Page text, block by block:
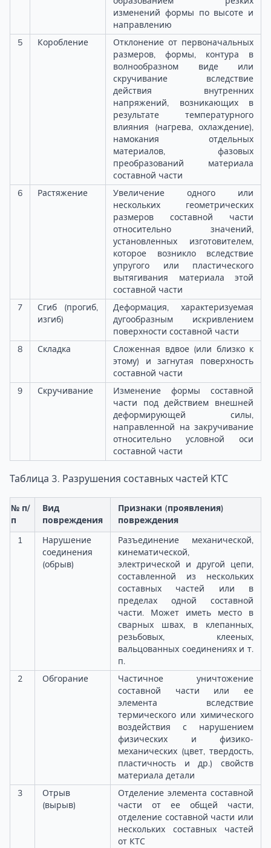
изменений формы по высоте и
направлению
5
Коробление
Отклонение от первоначальных
размеров, формы, контура в
волнообразном виде или
скручивание вследствие
действия внутренних
напряжений, возникающих в
результате температурного
влияния (нагрева, охлаждение),
намокания отдельных
материалов, фазовых
преобразований материала
составной части
6
Растяжение
Увеличение одного или
нескольких геометрических
размеров составной части
относительно значений,
установленных изготовителем,
которое возникло вследствие
упругого или пластического
вытягивания материала этой
составной части
7
Сгиб (прогиб,
изгиб)
Деформация, характеризуемая
дугообразным искривлением
поверхности составной части
8
Складка
Сложенная вдвое (или близко к
этому) и загнутая поверхность
составной части
9
Скручивание
Изменение формы составной
части под действием внешней
деформирующей силы,
направленной на закручивание
относительно условной оси
составной части
Таблица 3. Разрушения составных частей КТС
№ п/
п
Вид
повреждения
Признаки (проявления)
повреждения
1
Нарушение
соединения
(обрыв)
Разъединение механической,
кинематической,
электрической и другой цепи,
составленной из нескольких
составных частей или в
пределах одной составной
части. Может иметь место в
сварных швах, в клепанных,
резьбовых, клееных,
вальцованных соединениях и т.
п.
2
Обгорание
Частичное уничтожение
составной части или ее
элемента вследствие
термического или химического
воздействия с нарушением
физических и физико-
механических (цвет, твердость,
пластичность и др.) свойств
материала детали
3
Отрыв
(вырыв)
Отделение элемента составной
части от ее общей части,
отделение составной части или
нескольких составных частей
от КТС